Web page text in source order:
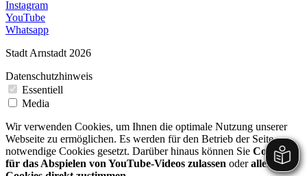
Instagram
YouTube
Whatsapp
Stadt Arnstadt 2026
Datenschutzhinweis
Essentiell
Media
Wir verwenden Cookies, um Ihnen die optimale Nutzung unserer
Webseite zu ermöglichen. Es werden für den Betrieb der Seite
notwendige Cookies gesetzt. Darüber hinaus können Sie Cookies
für das Abspielen von YouTube-Videos zulassen oderallen